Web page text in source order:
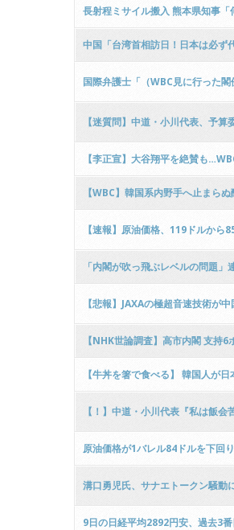
長射程ミサイル搬入 熊本県知事
中国「台湾首相訪日！日本は必ず
国際弁護士「（WBC見に行った
【迷質問】中道・小川代表、予
【李正宣】大谷翔平を絶賛も
【WBC】韓国系内野手へ止まら
【速報】原油価格、119ドルか
「内閣が吹っ飛ぶレベルの問題
【悲報】JAXAの極超音速技術が
【NHK世論調査】高市内閣 支持
【牛丼を箸で食べる】 韓国人が
【！】中道・小川代表『私は飯
原油価格が1バレル84ドルを下回
溝口勇児氏、サナエトークン騒
9日の日経平均2892円安、過去3